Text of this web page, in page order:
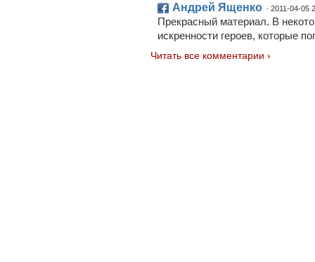
Андрей Ященко · 2011-04-05
Прекрасный материал. В
искренности героев, которые
Читать все комментарии ›